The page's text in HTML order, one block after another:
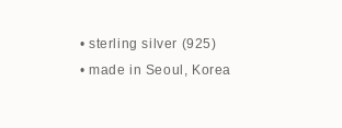
• sterling silver (925)
• made in Seoul, Korea